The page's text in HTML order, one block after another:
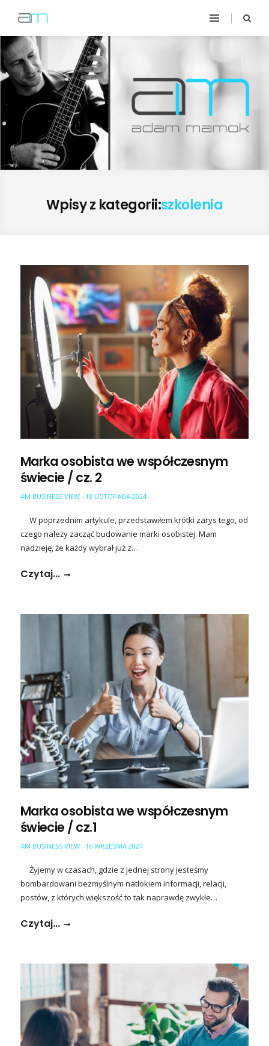
Wpisy z kategorii:szkolenia
Marka osobista we współczesnym
świecie / cz. 2
AM BUSINESS VIEW - 18 LISTOPADA 2024
W poprzednim artykule, przedstawiłem krótki zarys tego, od
czego należy zacząć budowanie marki osobistej. Mam
nadzieję, że każdy wybrał już z…
Czytaj...
Marka osobista we współczesnym
świecie / cz.1
AM BUSINESS VIEW - 16 WRZEŚNIA 2024
Żyjemy w czasach, gdzie z jednej strony jesteśmy
bombardowani bezmyślnym natłokiem informacji, relacji,
postów, z których większość to tak naprawdę zwykłe…
Czytaj...